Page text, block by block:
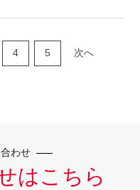
4 5 次へ
わせ
はこちら